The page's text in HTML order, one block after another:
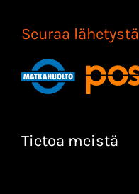
Seuraa lähetystä
Tietoa meistä